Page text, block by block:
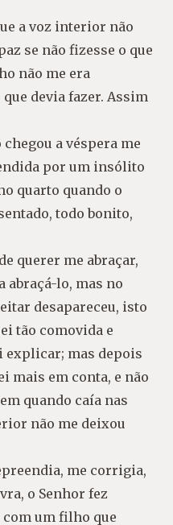
a voz interior não
se não fizesse o que
não me era
devia fazer. Assim
a véspera me
por um insólito
quarto quando o
todo bonito,
querer me abraçar,
abraçá-lo, mas no
desapareceu, isto
tão comovida e
explicar; mas depois
mais em conta, e não
quando caía nas
não me deixou
me corrigia,
o Senhor fez
um filho que